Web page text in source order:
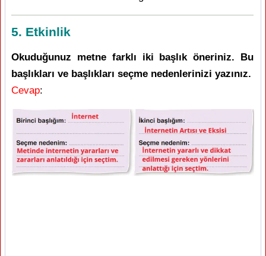
5. Etkinlik
Okuduğunuz metne farklı iki başlık öneriniz. Bu
başlıkları ve başlıkları seçme nedenlerinizi yazınız.
Cevap: